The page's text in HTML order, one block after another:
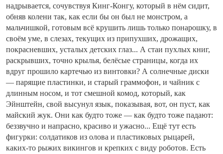
надрывается, сочувствуя Кинг-Конгу, который в нём сидит,
обняв колени так, как если бы он был не монстром, а
мальчишкой, готовым всё крушить лишь только понарошку, в
своём уме, в слезах, текущих из припухших, дрожащих,
покрасневших, усталых детских глаз... А стаи пухлых книг,
раскрывших, точно крылья, белёсые страницы, когда их
вдруг прошило картечью из винтовки? А солнечные диски
— парящие пластинки, и старый граммофон, и чайник с
длинным носом, и тот смешной комод, который, как
Эйнштейн, свой высунул язык, показывая, вот, он пуст, как
майский жук. Они как будто тоже — как будто тоже падают:
беззвучно и напрасно, красиво и ужасно... Ещё тут есть
фигурки: солдатиков из олова и пластиковых рыцарей,
каких-то рыжих викингов и крепких с виду роботов. Есть